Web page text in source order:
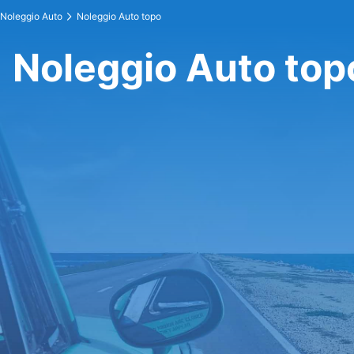
Noleggio Auto Noleggio Auto topo
Noleggio Auto